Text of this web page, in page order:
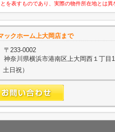
表すものであり、実際の物件所在地とは異
ックホーム上大岡店まで
〒233-0002
神奈川県横浜市港南区上大岡西１丁目
日祝）